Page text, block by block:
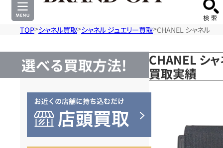
TOP シャネル買取 シャネル ジュエリー買取 CHANEL シャネル ピ
選べる買取方法!
CHANEL シ
買取実績